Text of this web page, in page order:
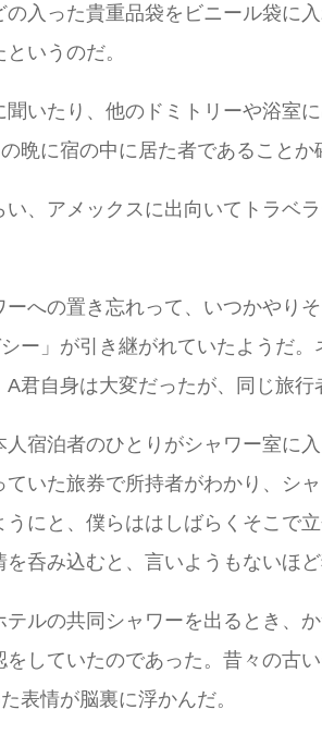
入った貴重品袋をビニール袋に
いうのだ。
いたり、他のドミトリーや浴室
晩に宿の中に居た者であることか
、アメックスに出向いてトラベ
への置き忘れって、いつかやり
ー」が引き継がれていたようだ
君自身は大変だったが、同じ旅
宿泊者のひとりがシャワー室に
いた旅券で所持者がわかり、シ
にと、僕らははしばらくそこで
呑み込むと、言いようもないほど
ルの共同シャワーを出るとき、
していたのであった。昔々の古
表情が脳裏に浮かんだ。